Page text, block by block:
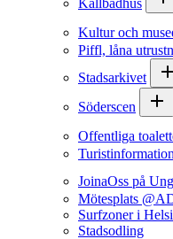
Kultur och
Piffl, låna
Stadsarkivet
Söderscen
Offentliga
Turistinformation
JoinaOss på
Mötesplats
Surfzoner i
Stadsodling